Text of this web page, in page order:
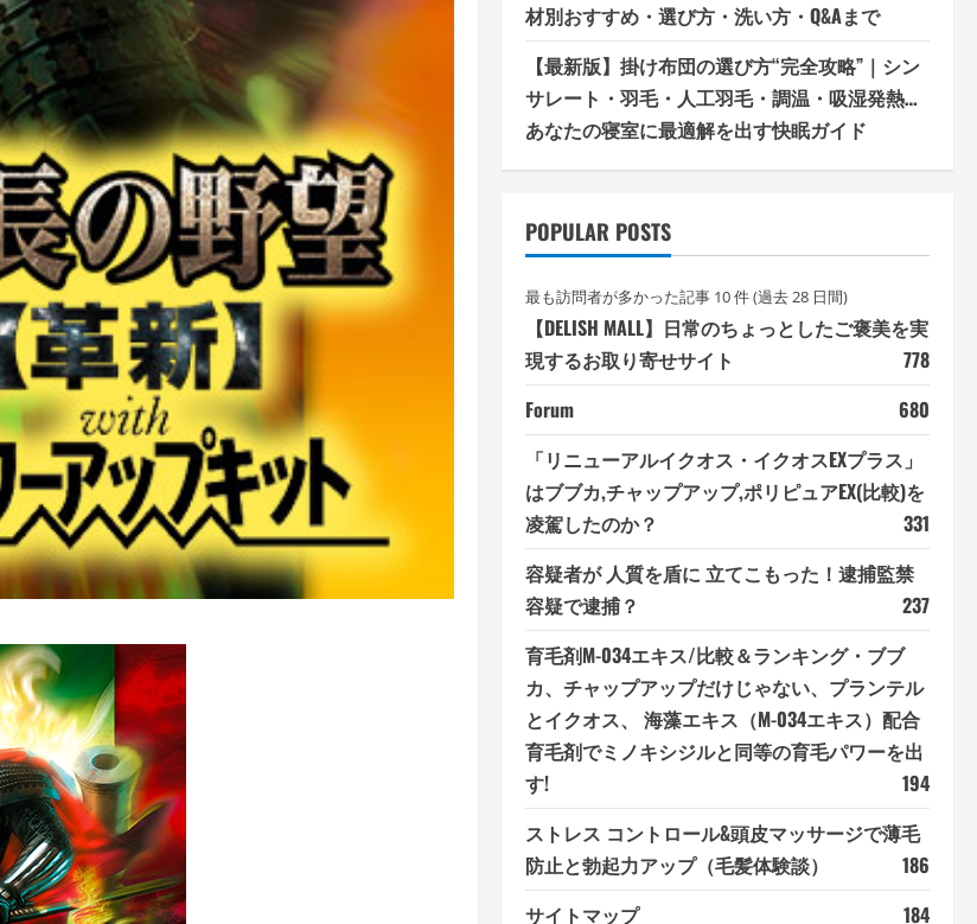
材別おすすめ・選び方・洗い方・Q&Aまで
【最新版】掛け布団の選び方“完全攻略”｜シン
サレート・羽毛・人工羽毛・調温・吸湿発熱…
あなたの寝室に最適解を出す快眠ガイド
POPULAR POSTS
最も訪問者が多かった記事 10 件 (過去 28 日間)
【DELISH MALL】日常のちょっとしたご褒美を実
現するお取り寄せサイト
778
Forum
680
「リニューアルイクオス・イクオスEXプラス」
はブブカ,チャップアップ,ポリピュアEX(比較)を
凌駕したのか？
331
容疑者が 人質を盾に 立てこもった！逮捕監禁
容疑で逮捕？
237
育毛剤M-034エキス/比較＆ランキング・ブブ
カ、チャップアップだけじゃない、プランテル
とイクオス、 海藻エキス（M-034エキス）配合
育毛剤でミノキシジルと同等の育毛パワーを出
す!
194
ストレス コントロール&頭皮マッサージで薄毛
防止と勃起力アップ（毛髪体験談）
186
サイトマップ
184